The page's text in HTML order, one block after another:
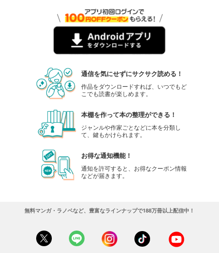
通信を気にせずにサクサク読める！
作品をダウンロードすれば、いつでもど
こでも読書が楽しめます。
本棚を作って本の整理ができる！
ジャンルや作家ごとなどに本を分類し
て、鍵もかけられます。
お得な通知機能！
通知を許可すると、お得なクーポン情報
などが届きます。
無料マンガ・ラノベなど、豊富なラインナップで188万冊以上配信中！